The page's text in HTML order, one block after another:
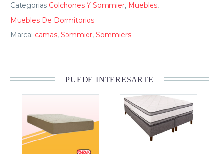
Categorias Colchones Y Sommier, Muebles,
Muebles De Dormitorios
Marca: camas, Sommier, Sommiers
PUEDE INTERESARTE